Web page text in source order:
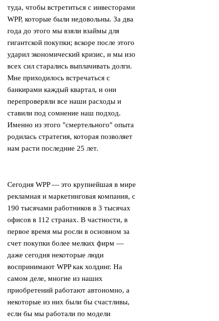
туда, чтобы встретиться с инвесторами
WPP, которые были недовольны. За два
года до этого мы взяли взаймы для
гигантской покупки; вскоре после этого
ударил экономический кризис, и мы изо
всех сил старались выплачивать долги.
Мне приходилось встречаться с
банкирами каждый квартал, и они
перепроверяли все наши расходы и
ставили под сомнение наш подход.
Именно из этого "смертельного" опыта
родилась стратегия, которая позволяет
нам расти последние 25 лет.
Сегодня WPP — это крупнейшая в мире
рекламная и маркетинговая компания, с
190 тысячами работников в 3 тысячах
офисов в 112 странах. В частности, в
первое время мы росли в основном за
счет покупки более мелких фирм —
даже сегодня некоторые люди
воспринимают WPP как холдинг. На
самом деле, многие из наших
приобретений работают автономно, а
некоторые из них были бы счастливы,
если бы мы работали по модели